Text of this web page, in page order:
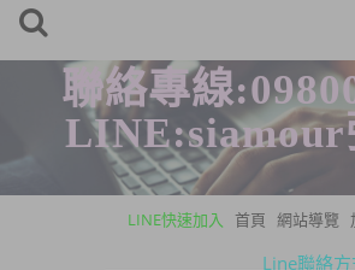
聯絡專線
LINE:siamour
LINE快速加入 首頁 網站導覽
Line聯絡